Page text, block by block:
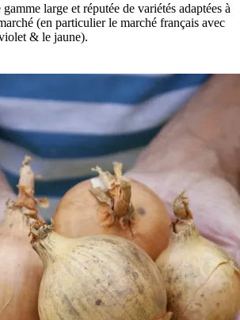
large et réputée de variétés adaptées à
(en particulier le marché français avec
& le jaune).